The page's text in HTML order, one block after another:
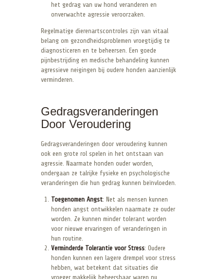
het gedrag van uw hond veranderen en
onverwachte agressie veroorzaken.
Regelmatige dierenartscontroles zijn van vitaal
belang om gezondheidsproblemen vroegtijdig te
diagnosticeren en te beheersen. Een goede
pijnbestrijding en medische behandeling kunnen
agressieve neigingen bij oudere honden aanzienlijk
verminderen.
Gedragsveranderingen
Door Veroudering
Gedragsveranderingen door veroudering kunnen
ook een grote rol spelen in het ontstaan van
agressie. Naarmate honden ouder worden,
ondergaan ze talrijke fysieke en psychologische
veranderingen die hun gedrag kunnen beïnvloeden.
Toegenomen Angst: Net als mensen kunnen
honden angst ontwikkelen naarmate ze ouder
worden. Ze kunnen minder tolerant worden
voor nieuwe ervaringen of veranderingen in
hun routine.
Verminderde Tolerantie voor Stress: Oudere
honden kunnen een lagere drempel voor stress
hebben, wat betekent dat situaties die
vroeger makkelijk beheersbaar waren nu